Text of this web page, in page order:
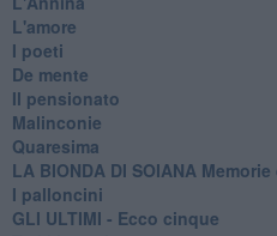
L'amore
I poeti
De mente
Il pensionato
Malinconie
Quaresima
LA BIONDA DI SOIANA
I palloncini
GLI ULTIMI - Ecco cinque